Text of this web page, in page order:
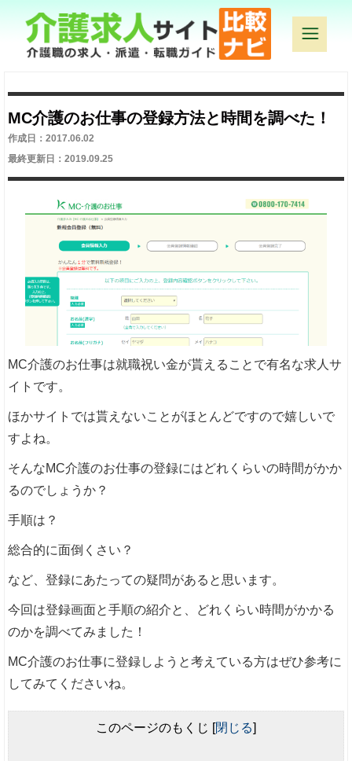
MC介護のお仕事の登録方法と時間を調べた！
作成日：2017.06.02
最終更新日：2019.09.25
MC介護のお仕事は就職祝い金が貰えることで有名な求人サ
イトです。
ほかサイトでは貰えないことがほとんどですので嬉しいで
すよね。
そんなMC介護のお仕事の登録にはどれくらいの時間がかか
るのでしょうか？
手順は？
総合的に面倒くさい？
など、登録にあたっての疑問があると思います。
今回は登録画面と手順の紹介と、どれくらい時間がかかる
のかを調べてみました！
MC介護のお仕事に登録しようと考えている方はぜひ参考に
してみてくださいね。
このページのもくじ [閉じる]